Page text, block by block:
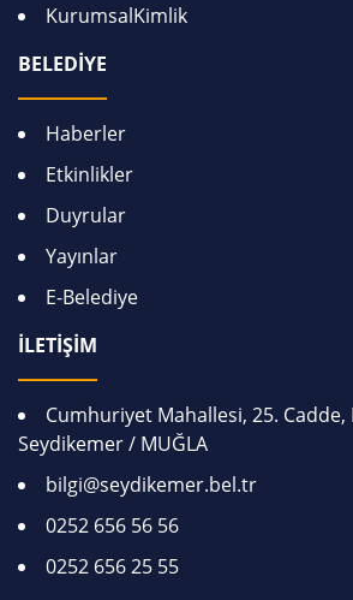
KurumsalKimlik
BELEDİYE
Haberler
Etkinlikler
Duyrular
Yayınlar
E-Belediye
İLETİŞİM
Cumhuriyet Mahallesi, 25. Cadde,
Seydikemer / MUĞLA
bilgi@seydikemer.bel.tr
0252 656 56 56
0252 656 25 55